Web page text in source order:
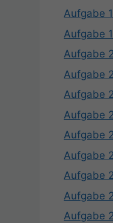
Aufgabe
Aufgabe
Aufgabe
Aufgabe
Aufgabe
Aufgabe
Aufgabe
Aufgabe
Aufgabe
Aufgabe
Aufgabe